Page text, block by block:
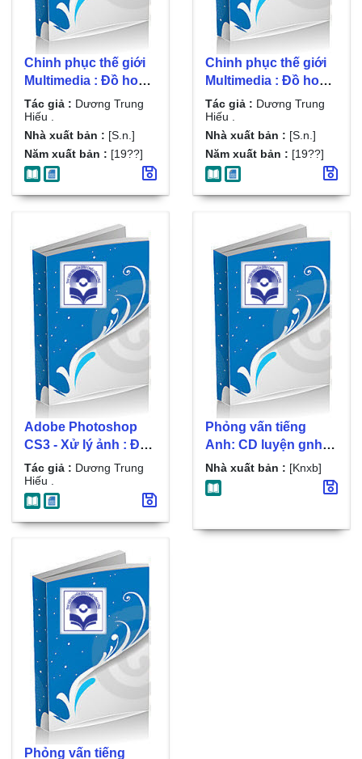
Chinh phục thế giới
Multimedia : Đồ hoạ
ứng dụng / Dương
Trung Hiếu . Đĩa 1
Tác giả : Dương Trung
Hiếu .
Nhà xuất bản : [S.n.]
Năm xuất bản : [19??]
Chinh phục thế giới
Multimedia : Đồ hoạ
ứng dụng / Dương
Trung Hiếu . Đĩa 2
Tác giả : Dương Trung
Hiếu .
Nhà xuất bản : [S.n.]
Năm xuất bản : [19??]
Adobe Photoshop
CS3 - Xử lý ảnh : Đồ
họa ứng dụng /
Dương Trung Hiếu .
Đĩa 1 , Phần 1 : Cơ
Tác giả : Dương Trung
Hiếu .
Phỏng vấn tiếng
Anh: CD luyện gnhe
tiếng Anh. Đĩa 2
Nhà xuất bản : [Knxb]
Phỏng vấn tiếng